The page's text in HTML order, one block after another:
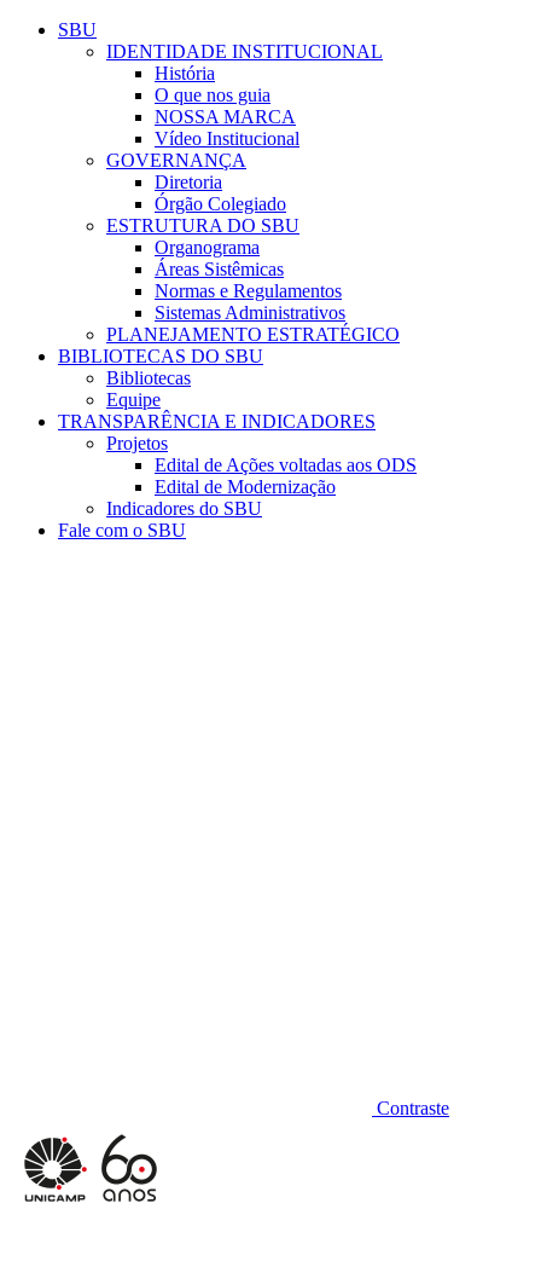
Conteúdo principal
SBU
IDENTIDADE INSTITUCIONAL
História
O que nos guia
NOSSA MARCA
Vídeo Institucional
GOVERNANÇA
Diretoria
Órgão Colegiado
ESTRUTURA DO SBU
Organograma
Áreas Sistêmicas
Normas e Regulamentos
Sistemas Administrativos
PLANEJAMENTO ESTRATÉGICO
BIBLIOTECAS DO SBU
Bibliotecas
Equipe
TRANSPARÊNCIA E INDICADORES
Projetos
Edital de Ações voltadas aos ODS
Edital de Modernização
Indicadores do SBU
Fale com o SBU
Contraste